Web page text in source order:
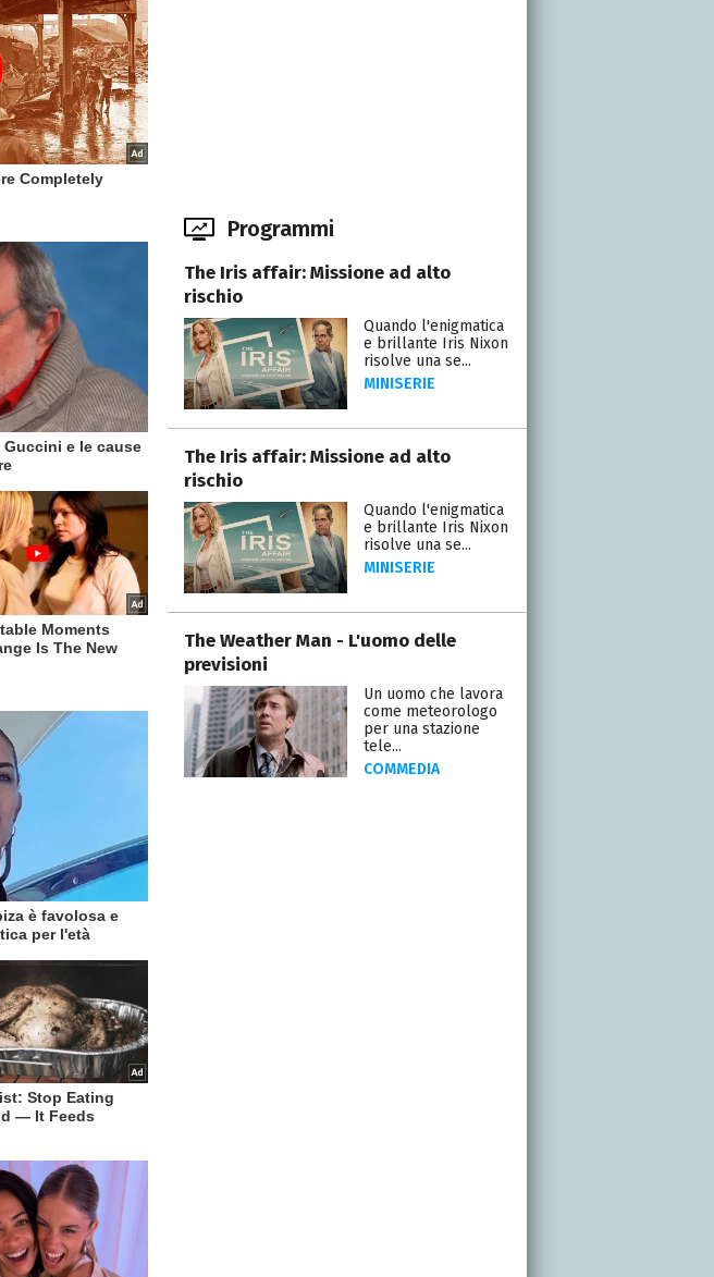
Programmi
The Iris affair: Missione ad alto
rischio
Quando l'enigmatica
e brillante Iris Nixon
risolve una se...
MINISERIE
The Iris affair: Missione ad alto
rischio
Quando l'enigmatica
e brillante Iris Nixon
risolve una se...
MINISERIE
The Weather Man - L'uomo delle
previsioni
Un uomo che lavora
come meteorologo
per una stazione
tele...
COMMEDIA